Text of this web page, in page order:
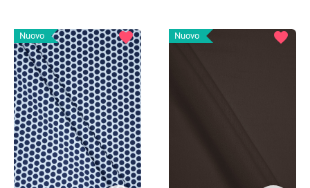
Nuovo favorite Nuovo favorite